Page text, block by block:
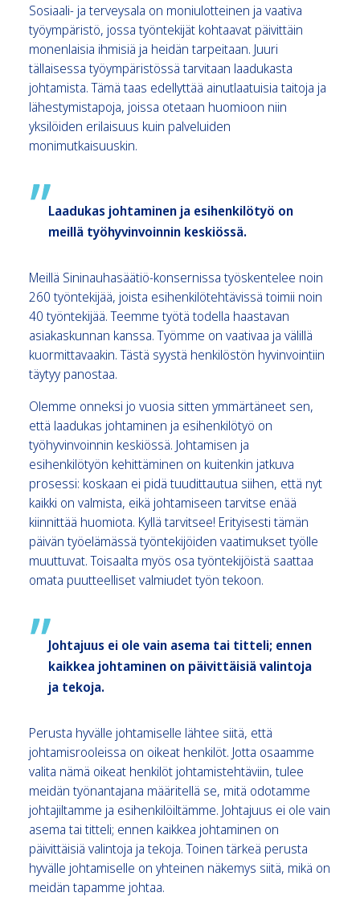
Sosiaali- ja terveysala on moniulotteinen ja vaativa
työympäristö, jossa työntekijät kohtaavat päivittäin
monenlaisia ihmisiä ja heidän tarpeitaan. Juuri
tällaisessa työympäristössä tarvitaan laadukasta
johtamista. Tämä taas edellyttää ainutlaatuisia taitoja ja
lähestymistapoja, joissa otetaan huomioon niin
yksilöiden erilaisuus kuin palveluiden
monimutkaisuuskin.
Laadukas johtaminen ja esihenkilötyö on
meillä työhyvinvoinnin keskiössä.
Meillä Sininauhasäätiö-konsernissa työskentelee noin
260 työntekijää, joista esihenkilötehtävissä toimii noin
40 työntekijää. Teemme työtä todella haastavan
asiakaskunnan kanssa. Työmme on vaativaa ja välillä
kuormittavaakin. Tästä syystä henkilöstön hyvinvointiin
täytyy panostaa.
Olemme onneksi jo vuosia sitten ymmärtäneet sen,
että laadukas johtaminen ja esihenkilötyö on
työhyvinvoinnin keskiössä. Johtamisen ja
esihenkilötyön kehittäminen on kuitenkin jatkuva
prosessi: koskaan ei pidä tuudittautua siihen, että nyt
kaikki on valmista, eikä johtamiseen tarvitse enää
kiinnittää huomiota. Kyllä tarvitsee! Erityisesti tämän
päivän työelämässä työntekijöiden vaatimukset työlle
muuttuvat. Toisaalta myös osa työntekijöistä saattaa
omata puutteelliset valmiudet työn tekoon.
Johtajuus ei ole vain asema tai titteli; ennen
kaikkea johtaminen on päivittäisiä valintoja
ja tekoja.
Perusta hyvälle johtamiselle lähtee siitä, että
johtamisrooleissa on oikeat henkilöt. Jotta osaamme
valita nämä oikeat henkilöt johtamistehtäviin, tulee
meidän työnantajana määritellä se, mitä odotamme
johtajiltamme ja esihenkilöiltämme. Johtajuus ei ole vain
asema tai titteli; ennen kaikkea johtaminen on
päivittäisiä valintoja ja tekoja. Toinen tärkeä perusta
hyvälle johtamiselle on yhteinen näkemys siitä, mikä on
meidän tapamme johtaa.